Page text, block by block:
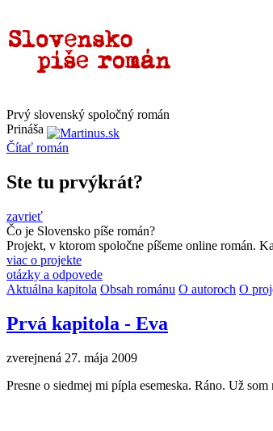
Prvý slovenský spoločný román
Prináša
Čítať román
Ste tu prvýkrát?
zavrieť
Čo je Slovensko píše román?
Projekt, v ktorom spoločne píšeme online román.
viac o projekte
otázky a odpovede
Aktuálna kapitola Obsah románu O autoroch O
Prvá kapitola - Eva
zverejnená 27. mája 2009
Presne o siedmej mi pípla esemeska. Ráno. Už